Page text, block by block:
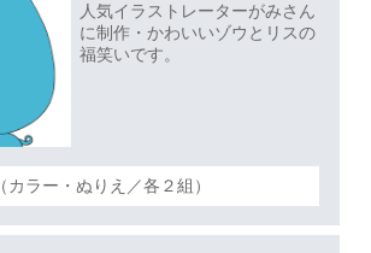
人気イラストレーターがみさん
に制作・かわいいゾウとリスの
福笑いです。
（カラー・ぬりえ／各２組）